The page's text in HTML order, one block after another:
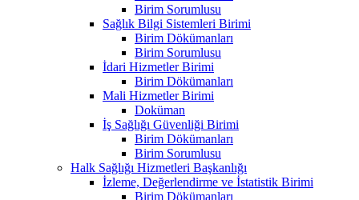
Birim Sorumlusu
Sağlık Bilgi Sistemleri Birimi
Birim Dökümanları
Birim Sorumlusu
İdari Hizmetler Birimi
Birim Dökümanları
Mali Hizmetler Birimi
Doküman
İş Sağlığı Güvenliği Birimi
Birim Dökümanları
Birim Sorumlusu
Halk Sağlığı Hizmetleri Başkanlığı
İzleme, Değerlendirme ve İstatistik Birimi
Birim Dökümanları